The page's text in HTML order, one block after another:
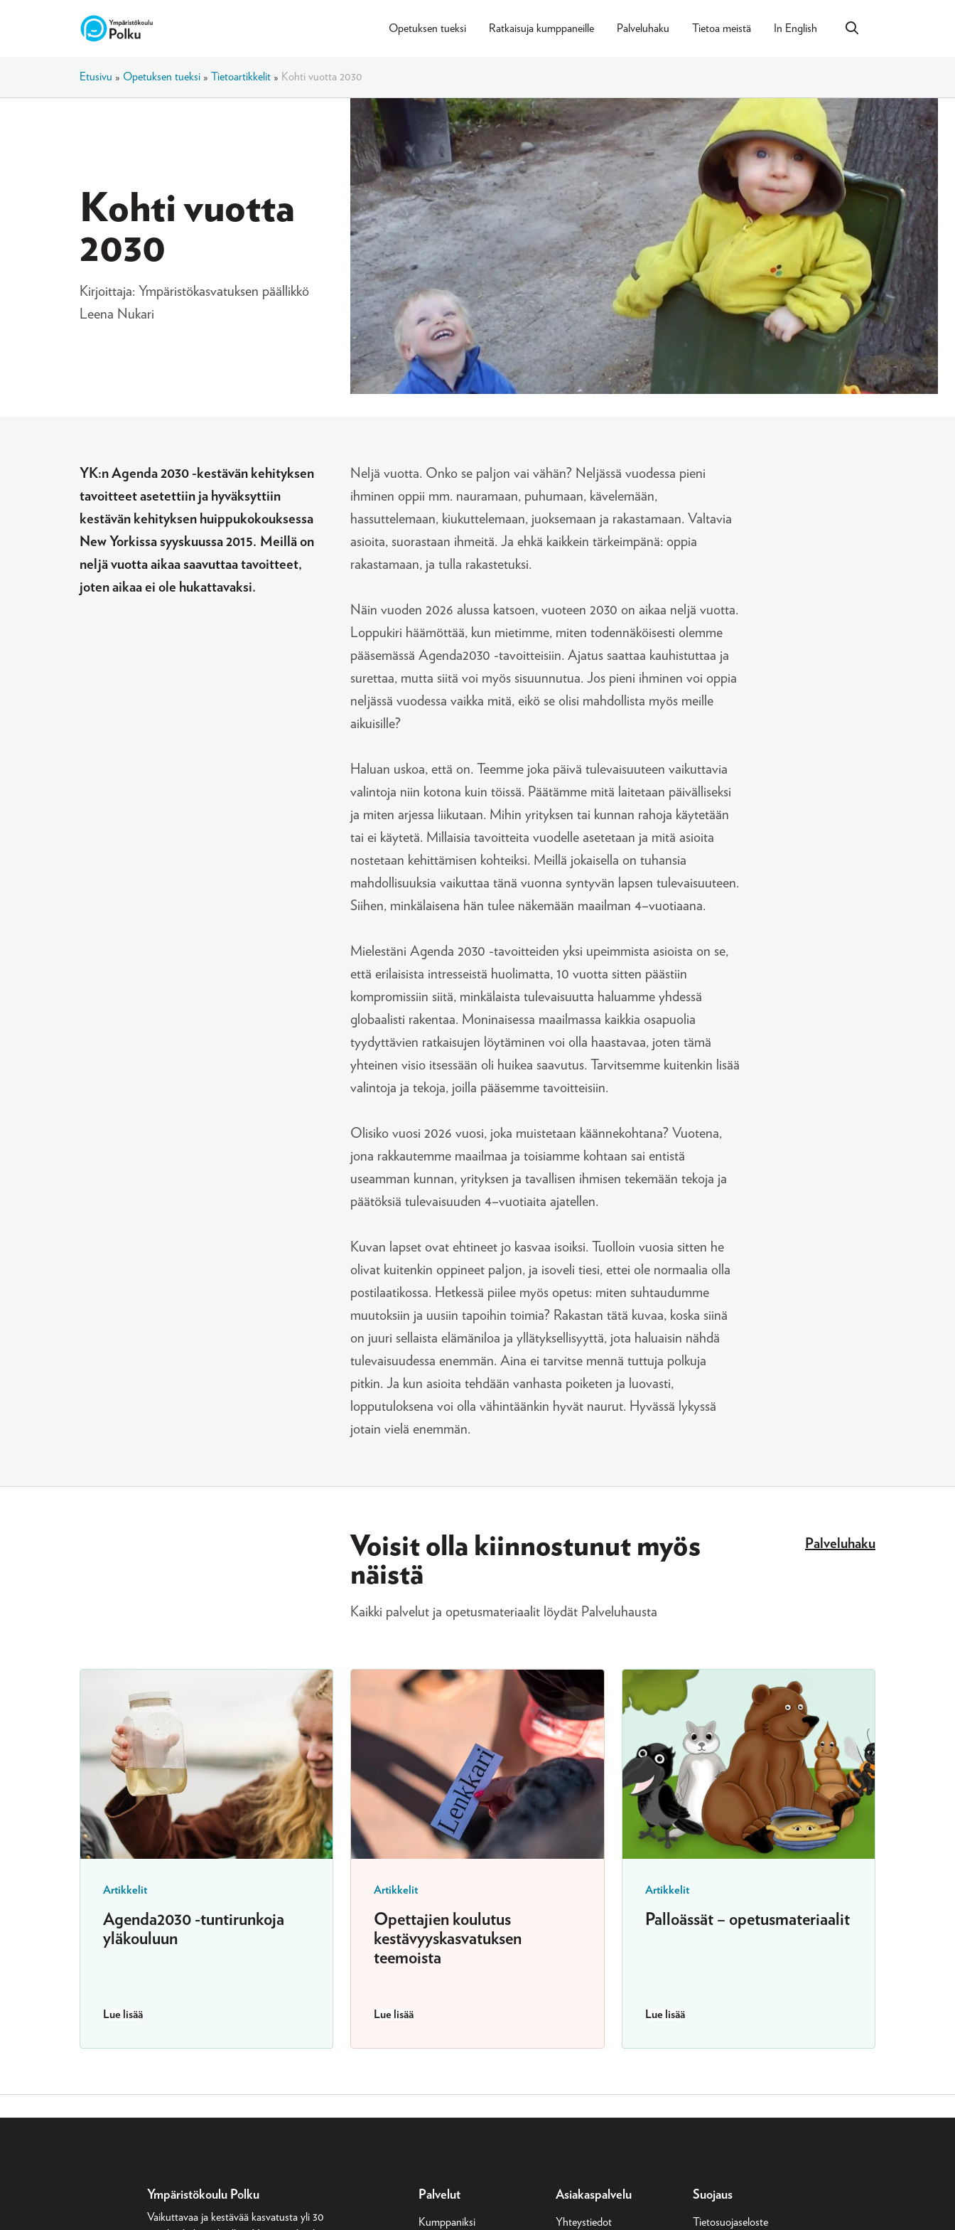
Opetuksen tueksi Ratkaisuja kumppaneille Palveluhaku Tietoa meistä In English
Etusivu » Opetuksen tueksi » Tietoartikkelit » Kohti vuotta 2030
Kohti vuotta
2030
Kirjoittaja: Ympäristökasvatuksen päällikkö
Leena Nukari
YK:n Agenda 2030 -kestävän kehityksen
tavoitteet asetettiin ja hyväksyttiin
kestävän kehityksen huippukokouksessa
New Yorkissa syyskuussa 2015. Meillä on
neljä vuotta aikaa saavuttaa tavoitteet,
joten aikaa ei ole hukattavaksi.
Neljä vuotta. Onko se paljon vai vähän? Neljässä vuodessa pieni
ihminen oppii mm. nauramaan, puhumaan, kävelemään,
hassuttelemaan, kiukuttelemaan, juoksemaan ja rakastamaan. Valtavia
asioita, suorastaan ihmeitä. Ja ehkä kaikkein tärkeimpänä: oppia
rakastamaan, ja tulla rakastetuksi.
Näin vuoden 2026 alussa katsoen, vuoteen 2030 on aikaa neljä vuotta.
Loppukiri häämöttää, kun mietimme, miten todennäköisesti olemme
pääsemässä Agenda2030 -tavoitteisiin. Ajatus saattaa kauhistuttaa ja
surettaa, mutta siitä voi myös sisuunnutua. Jos pieni ihminen voi oppia
neljässä vuodessa vaikka mitä, eikö se olisi mahdollista myös meille
aikuisille?
Haluan uskoa, että on. Teemme joka päivä tulevaisuuteen vaikuttavia
valintoja niin kotona kuin töissä. Päätämme mitä laitetaan päivälliseksi
ja miten arjessa liikutaan. Mihin yrityksen tai kunnan rahoja käytetään
tai ei käytetä. Millaisia tavoitteita vuodelle asetetaan ja mitä asioita
nostetaan kehittämisen kohteiksi. Meillä jokaisella on tuhansia
mahdollisuuksia vaikuttaa tänä vuonna syntyvän lapsen tulevaisuuteen.
Siihen, minkälaisena hän tulee näkemään maailman 4–vuotiaana.
Mielestäni Agenda 2030 -tavoitteiden yksi upeimmista asioista on se,
että erilaisista intresseistä huolimatta, 10 vuotta sitten päästiin
kompromissiin siitä, minkälaista tulevaisuutta haluamme yhdessä
globaalisti rakentaa. Moninaisessa maailmassa kaikkia osapuolia
tyydyttävien ratkaisujen löytäminen voi olla haastavaa, joten tämä
yhteinen visio itsessään oli huikea saavutus. Tarvitsemme kuitenkin lisää
valintoja ja tekoja, joilla pääsemme tavoitteisiin.
Olisiko vuosi 2026 vuosi, joka muistetaan käännekohtana? Vuotena,
jona rakkautemme maailmaa ja toisiamme kohtaan sai entistä
useamman kunnan, yrityksen ja tavallisen ihmisen tekemään tekoja ja
päätöksiä tulevaisuuden 4­­–vuotiaita ajatellen.
Kuvan lapset ovat ehtineet jo kasvaa isoiksi. Tuolloin vuosia sitten he
olivat kuitenkin oppineet paljon, ja isoveli tiesi, ettei ole normaalia olla
postilaatikossa. Hetkessä piilee myös opetus: miten suhtaudumme
muutoksiin ja uusiin tapoihin toimia? Rakastan tätä kuvaa, koska siinä
on juuri sellaista elämäniloa ja yllätyksellisyyttä, jota haluaisin nähdä
tulevaisuudessa enemmän. Aina ei tarvitse mennä tuttuja polkuja
pitkin. Ja kun asioita tehdään vanhasta poiketen ja luovasti,
lopputuloksena voi olla vähintäänkin hyvät naurut. Hyvässä lykyssä
jotain vielä enemmän.
Voisit olla kiinnostunut myös
näistä
Kaikki palvelut ja opetusmateriaalit löydät Palveluhausta
Palveluhaku
Artikkelit
Agenda2030 -tuntirunkoja
yläkouluun
Lue lisää
Artikkelit
Opettajien koulutus
kestävyyskasvatuksen
teemoista
Lue lisää
Artikkelit
Palloässät – opetusmateriaalit
Lue lisää
Ympäristökoulu Polku
Vaikuttavaa ja kestävää kasvatusta yli 30
Palvelut
Kumppaniksi
Asiakaspalvelu
Yhteystiedot
Suojaus
Tietosuojaseloste